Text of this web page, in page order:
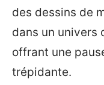
des dessins de
dans un univers
offrant une
trépidante.